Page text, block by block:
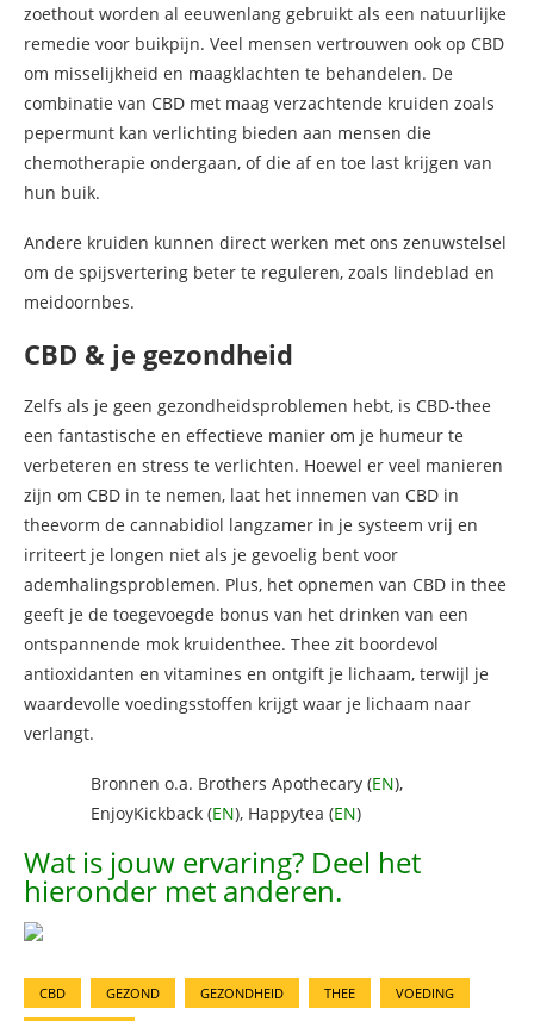
zoethout worden al eeuwenlang gebruikt als een natuurlijke
remedie voor buikpijn. Veel mensen vertrouwen ook op CBD
om misselijkheid en maagklachten te behandelen. De
combinatie van CBD met maag verzachtende kruiden zoals
pepermunt kan verlichting bieden aan mensen die
chemotherapie ondergaan, of die af en toe last krijgen van
hun buik.
Andere kruiden kunnen direct werken met ons zenuwstelsel
om de spijsvertering beter te reguleren, zoals lindeblad en
meidoornbes.
CBD & je gezondheid
Zelfs als je geen gezondheidsproblemen hebt, is CBD-thee
een fantastische en effectieve manier om je humeur te
verbeteren en stress te verlichten. Hoewel er veel manieren
zijn om CBD in te nemen, laat het innemen van CBD in
theevorm de cannabidiol langzamer in je systeem vrij en
irriteert je longen niet als je gevoelig bent voor
ademhalingsproblemen. Plus, het opnemen van CBD in thee
geeft je de toegevoegde bonus van het drinken van een
ontspannende mok kruidenthee. Thee zit boordevol
antioxidanten en vitamines en ontgift je lichaam, terwijl je
waardevolle voedingsstoffen krijgt waar je lichaam naar
verlangt.
Bronnen o.a. Brothers Apothecary (EN),
EnjoyKickback (EN), Happytea (EN)
Wat is jouw ervaring? Deel het
hieronder met anderen.
CBD GEZOND GEZONDHEID THEE VOEDING